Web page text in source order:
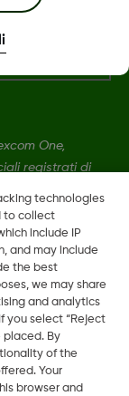
One,
registrati di
technologies
to collect
include IP
and may include
the best
we may share
and analytics
you select “Reject
placed. By
of the
Your
browser and